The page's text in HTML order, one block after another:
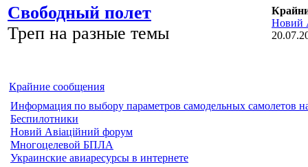
Свободный полет
Треп на разные темы
Новий
Крайние сообщения
Информация по выбору параметров самодельных самолетов
Беспилотники
Новий Авіаційний форум
Многоцелевой БПЛА
Украинские авиаресурсы в интернете